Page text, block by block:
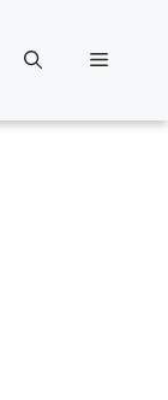
Menü